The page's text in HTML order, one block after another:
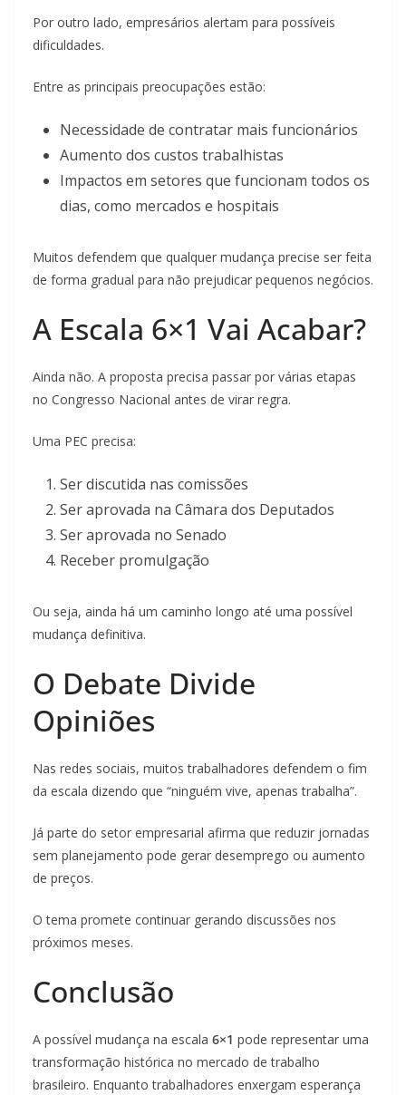
Por outro lado, empresários alertam para possíveis
dificuldades.
Entre as principais preocupações estão:
Necessidade de contratar mais funcionários
Aumento dos custos trabalhistas
Impactos em setores que funcionam todos os
dias, como mercados e hospitais
Muitos defendem que qualquer mudança precise ser feita
de forma gradual para não prejudicar pequenos negócios.
A Escala 6×1 Vai Acabar?
Ainda não. A proposta precisa passar por várias etapas
no Congresso Nacional antes de virar regra.
Uma PEC precisa:
Ser discutida nas comissões
Ser aprovada na Câmara dos Deputados
Ser aprovada no Senado
Receber promulgação
Ou seja, ainda há um caminho longo até uma possível
mudança definitiva.
O Debate Divide
Opiniões
Nas redes sociais, muitos trabalhadores defendem o fim
da escala dizendo que “ninguém vive, apenas trabalha”.
Já parte do setor empresarial afirma que reduzir jornadas
sem planejamento pode gerar desemprego ou aumento
de preços.
O tema promete continuar gerando discussões nos
próximos meses.
Conclusão
A possível mudança na escala 6×1 pode representar uma
transformação histórica no mercado de trabalho
brasileiro. Enquanto trabalhadores enxergam esperança